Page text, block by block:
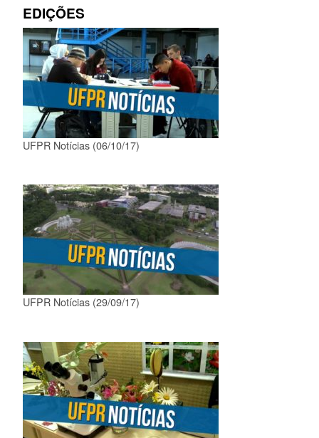
EDIÇÕES
UFPR Notícias (06/10/17)
UFPR Notícias (29/09/17)